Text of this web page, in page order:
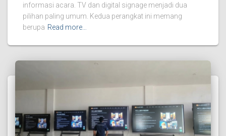
informasi acara. TV dan digital signage menjadi dua
pilihan paling umum. Kedua perangkat ini memang
berupa Read more…